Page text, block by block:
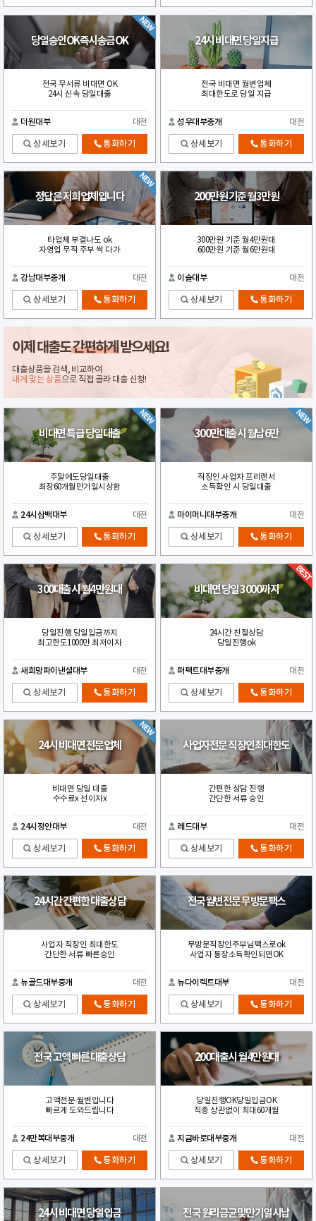
당일승인OK즉시송금OK
전국 무서류 비대면 OK
24시 신속 당일대출
더원대부 대전
상세보기 통화하기
24시 비대면 당일지급
전국 비대면 월변업체
최대한도로 당일 지급
성우대부중개 대전
상세보기 통화하기
정답은 저희업체입니다
타업체 부결나도 ok
자영업 무직 주부 싹 다가
강남대부중개 대전
상세보기 통화하기
200만원 기준 월3만원
300만원 기준 월4만원대
600만원 기준 월6만원대
이슬대부 대전
상세보기 통화하기
이제 대출도간편하게받으세요!
대출상품을 검색, 비교하여
내게 맞는 상품으로 직접 골라 대출 신청!
비대면 특급 당일대출
주말에도당일대출
최장60개월만기일시상환
24시삼백대부 대전
상세보기 통화하기
300만대출시 월납6만
직장인 사업자 프리랜서
소득확인 시 당일대출
마이머니대부중개 대전
상세보기 통화하기
300대출시 월4만원대
당일진행 당일입금까지
최고한도1000만 최저이자
새희망파이낸셜대부 대전
상세보기 통화하기
비대면 당일 3000까지
24시간 친절상담
당일진행ok
퍼팩트대부중개 대전
상세보기 통화하기
24시 비대면 전문업체
비대면 당일 대출
수수료x 선이자x
24시정안대부 대전
상세보기 통화하기
사업자전문 직장인최대한도
간편한 상담 진행
간단한 서류 승인
레드대부 대전
상세보기 통화하기
24시간 간편한 대출상담
사업자 직장인 최대한도
간단한 서류 빠른승인
뉴골드대부중개 대전
상세보기 통화하기
전국월변전문 무방문팩스
무방문직장인주부님팩스로ok
사업자 통장소득확인되면OK
뉴다이렉트대부 대전
상세보기 통화하기
전국 고액 빠른 대출상담
고액전문 월변입니다
빠르게 도와드립니다
24만복대부중개 대전
상세보기 통화하기
200대출시 월4만원대
당일진행OK당일입금OK
직종 상관없이 최대60개월
지금바로대부중개 대전
상세보기 통화하기
24시 비대면 당일입금 전국 원리금균및만기일시납